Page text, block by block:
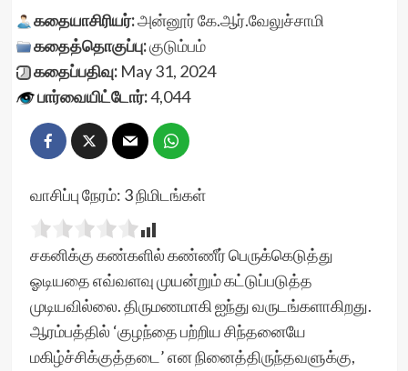
கதையாசிரியர்:அன்னூர் கே.ஆர்.வேலுச்சாமி
கதைத்தொகுப்பு:குடும்பம்
கதைப்பதிவு:May 31, 2024
பார்வையிட்டோர்:4,044
வாசிப்பு நேரம்: 3நிமிடங்கள்
சகனிக்கு கண்களில் கண்ணீர் பெருக்கெடுத்து
ஓடியதை எவ்வளவு முயன்றும் கட்டுப்படுத்த
முடியவில்லை. திருமணமாகி ஐந்து வருடங்களாகிறது.
ஆரம்பத்தில் ‘குழந்தை பற்றிய சிந்தனையே
மகிழ்ச்சிக்குத்தடை’ என நினைத்திருந்தவளுக்கு,